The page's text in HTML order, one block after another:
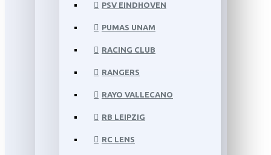
PSV EINDHOVEN
PUMAS UNAM
RACING CLUB
RANGERS
RAYO VALLECANO
RB LEIPZIG
RC LENS